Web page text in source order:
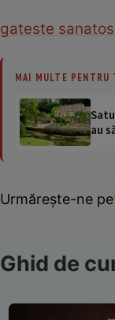
gateste sanatos
MAI MULTE PENTRU
au
Urmărește-ne pe
Ghid de